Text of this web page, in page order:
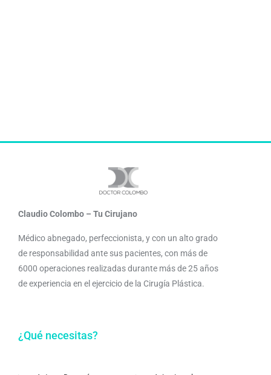
Claudio Colombo – Tu Cirujano
Médico abnegado, perfeccionista, y con un alto grado
de responsabilidad ante sus pacientes, con más de
6000 operaciones realizadas durante más de 25 años
de experiencia en el ejercicio de la Cirugía Plástica.
¿Qué necesitas?